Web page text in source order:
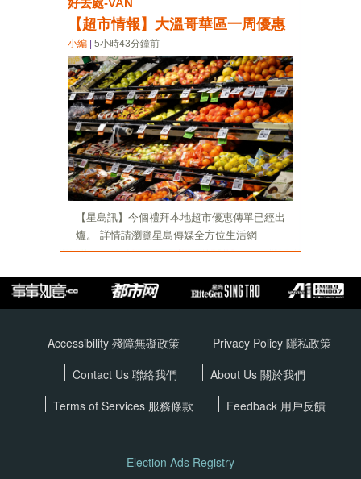
Accessibility 殘障無礙政策 Privacy Policy 隱私政策
Contact Us 聯絡我們
About Us 關於我們
Terms of Services 服務條款 Feedback 用戶反饋
Election Ads Registry